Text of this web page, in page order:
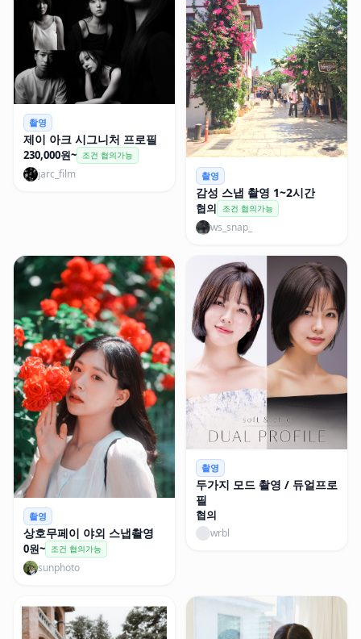
촬영
제이 아크 시그니처 프로필
230,000원~ 조건 협의가능
jarc_film 촬영
감성 스냅 촬영 1~2시간
협의 조건 협의가능
ws_snap_
촬영
상호무페이 야외 스냅촬영
0원~ 조건 협의가능
sunphoto
촬영
두가지 모드 촬영 / 듀얼프로
필
협의
wrbl